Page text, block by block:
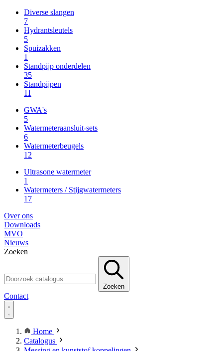
Diverse slangen
7
Hydrantsleutels
5
Spuizakken
1
Standpijp onderdelen
35
Standpijpen
11
GWA's
5
Watermeteraansluit-sets
6
Watermeterbeugels
12
Ultrasone watermeter
1
Watermeters / Stijgwatermeters
17
Over ons
Downloads
MVO
Nieuws
Zoeken
Zoeken
Contact
Home
Catalogus